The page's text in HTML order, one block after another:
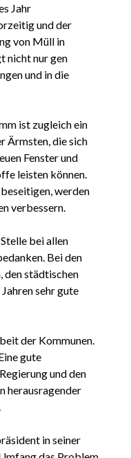
Jahr
und der
von Müll in
nicht nur gen
und in die
ist zugleich ein
Ärmsten, die sich
Fenster und
leisten können.
werden
verbessern.
bei allen
Bei den
den städtischen
sehr gute
der Kommunen.
gute
und den
herausragender
in seiner